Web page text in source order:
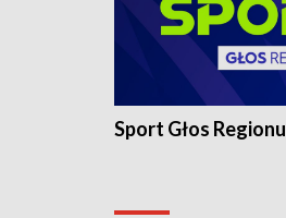
Sport Głos Regionu